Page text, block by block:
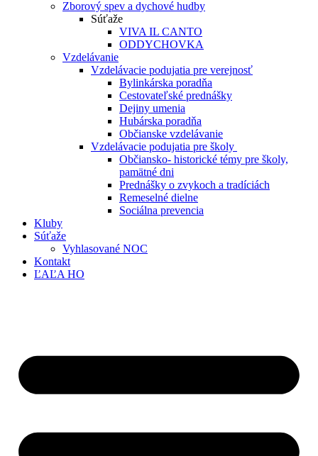
Zborový spev a dychové hudby
Súťaže
VIVA IL CANTO
ODDYCHOVKA
Vzdelávanie
Vzdelávacie podujatia pre verejnosť
Bylinkárska poradňa
Cestovateľské prednášky
Dejiny umenia
Hubárska poradňa
Občianske vzdelávanie
Vzdelávacie podujatia pre školy
Občiansko- historické témy pre školy,
pamätné dni
Prednášky o zvykoch a tradíciách
Remeselné dielne
Sociálna prevencia
Kluby
Súťaže
Vyhlasované NOC
Kontakt
ĽAĽA HO